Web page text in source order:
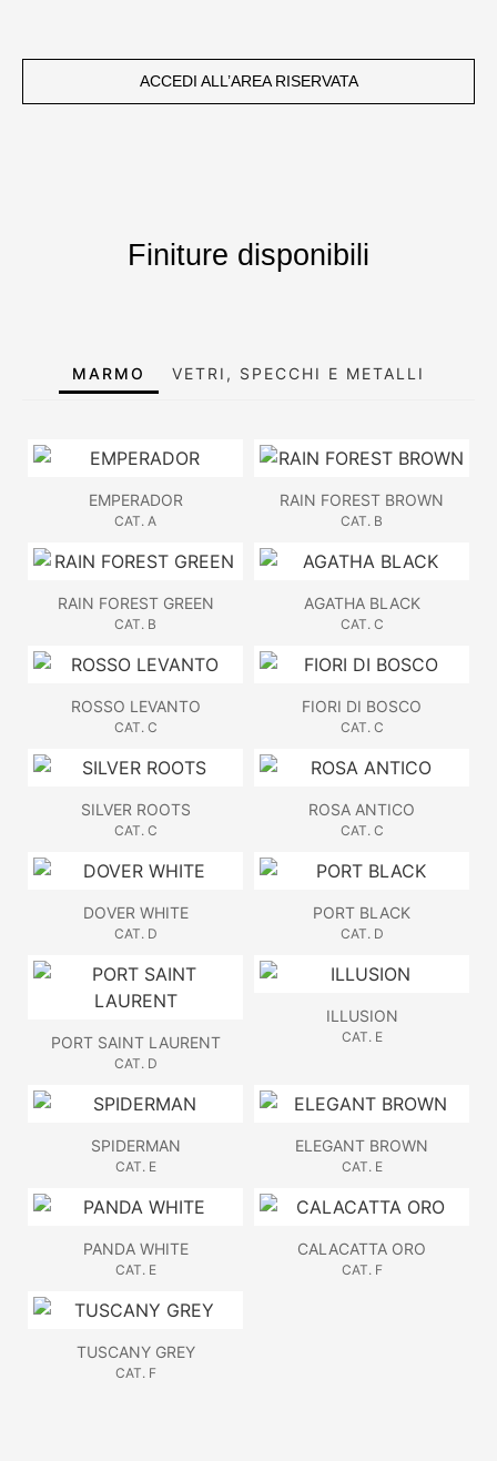
ACCEDI ALL’AREA RISERVATA
Finiture disponibili
MARMO VETRI, SPECCHI E METALLI
EMPERADOR
CAT. A
RAIN FOREST BROWN
CAT. B
RAIN FOREST GREEN
CAT. B
AGATHA BLACK
CAT. C
ROSSO LEVANTO
CAT. C
FIORI DI BOSCO
CAT. C
SILVER ROOTS
CAT. C
ROSA ANTICO
CAT. C
DOVER WHITE
CAT. D
PORT BLACK
CAT. D
PORT SAINT LAURENT
CAT. D
ILLUSION
CAT. E
SPIDERMAN
CAT. E
ELEGANT BROWN
CAT. E
PANDA WHITE
CAT. E
CALACATTA ORO
CAT. F
TUSCANY GREY
CAT. F